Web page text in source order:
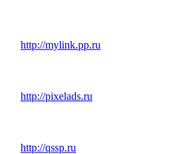
http://mylink.pp.ru
http://pixelads.ru
http://qssp.ru